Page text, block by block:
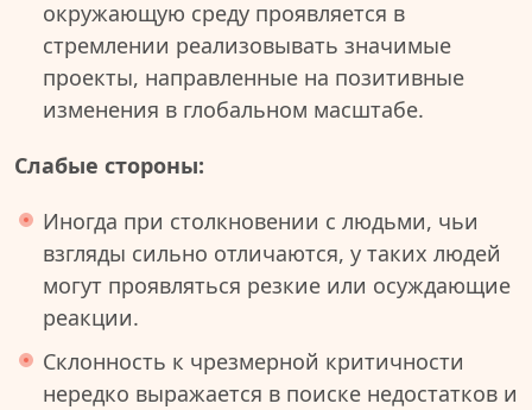
окружающую среду проявляется в
стремлении реализовывать значимые
проекты, направленные на позитивные
изменения в глобальном масштабе.
Слабые стороны:
Иногда при столкновении с людьми, чьи
взгляды сильно отличаются, у таких людей
могут проявляться резкие или осуждающие
реакции.
Склонность к чрезмерной критичности
нередко выражается в поиске недостатков и